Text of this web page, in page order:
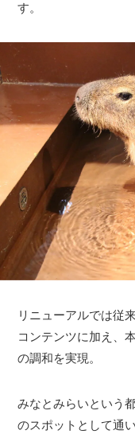
す。
リニューアルでは従
コンテンツに加え、
の調和を実現。
みなとみらいという
のスポットとして通